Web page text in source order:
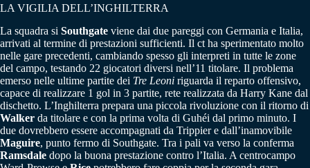
LA VIGILIA DELL’INGHILTERRA
La squadra si Southgate viene dai due pareggi con Germania e Italia,
arrivati al termine di prestazioni sufficienti. Il ct ha sperimentato molto
nelle gare precedenti, cambiando spesso gli interpreti in tutte le zone
del campo, testando 22 giocatori diversi nell’11 titolare. Il problema
emerso nelle ultime partite dei Tre Leoni riguarda il reparto offensivo,
capace di realizzare 1 gol in 3 partite, rete realizzata da Harry Kane dal
dischetto. L’Inghilterra prepara una piccola rivoluzione con il ritorno di
Walker da titolare e con la prima volta di Guhéi dal primo minuto. I
due dovrebbero essere accompagnati da Trippier e dall’inamovibile
Maguire, punto fermo di Southgate. Tra i pali va verso la conferma
Ramsdale dopo la buona prestazione contro l’Italia. A centrocampo